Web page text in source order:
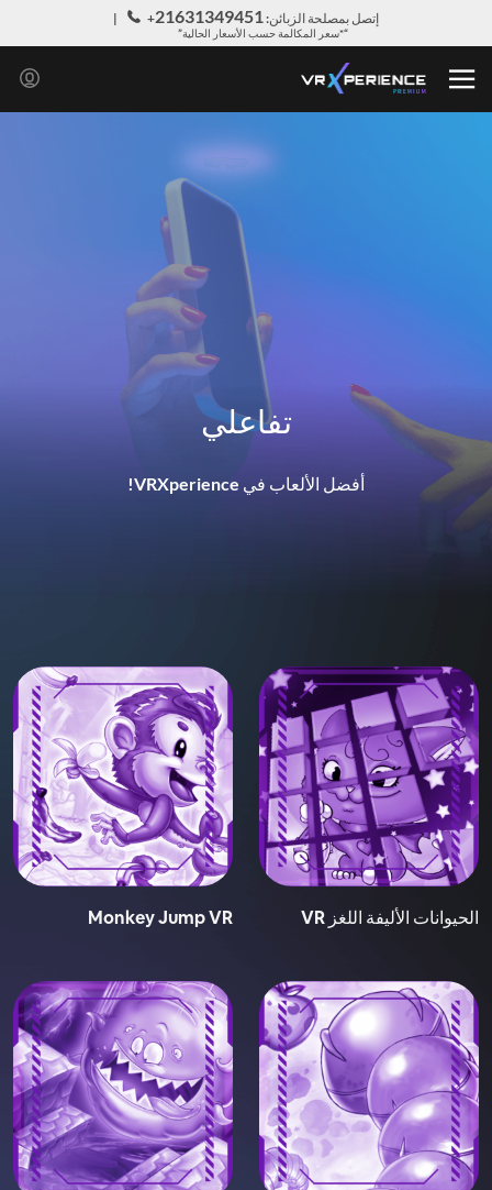
إتصل بمصلحة الزبائن:21631349451
+
“*سعر المكالمة حسب الأسعار الحالية”
تفاعلي
أفضل الألعاب في VRXperience!
الحيوانات الأليفة اللغز VR Monkey Jump VR